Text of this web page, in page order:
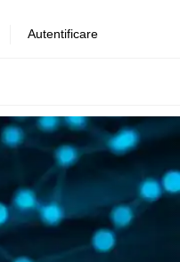
Autentificare